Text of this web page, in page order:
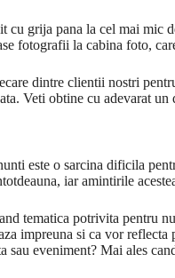
cu grija pana la cel mai mic
fotografii la cabina foto,
dintre clientii nostri
Veti obtine cu adevarat
este o sarcina dificila
iar amintirile
tematica potrivita pentru
impreuna si ca vor
sau eveniment? Mai ales